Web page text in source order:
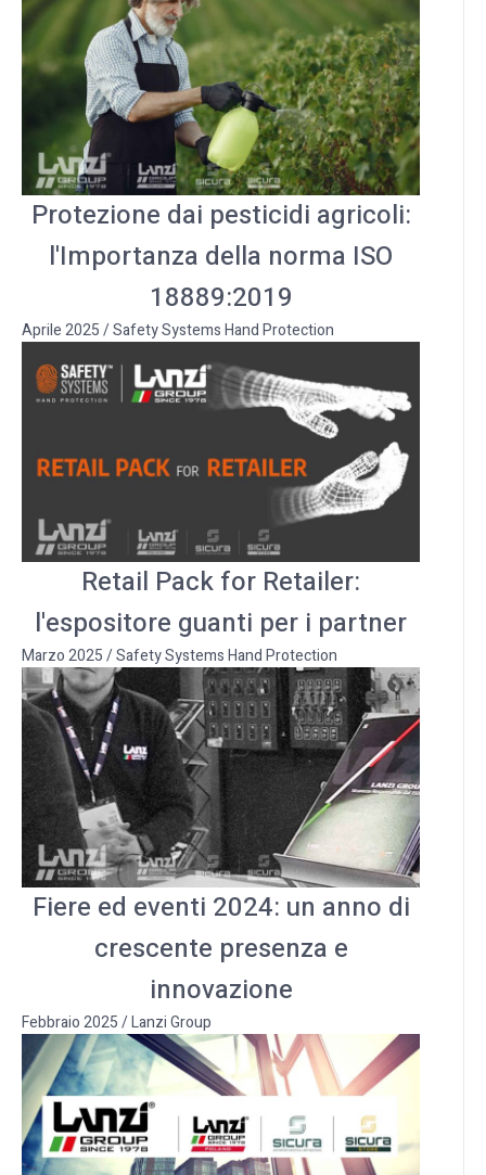
Protezione dai pesticidi agricoli:
l'Importanza della norma ISO
18889:2019
Aprile 2025/Safety Systems Hand Protection
Retail Pack for Retailer:
l'espositore guanti per i partner
Marzo 2025/Safety Systems Hand Protection
Fiere ed eventi 2024: un anno di
crescente presenza e
innovazione
Febbraio 2025/Lanzi Group